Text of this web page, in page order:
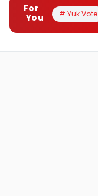
For
You
# Yuk Vote